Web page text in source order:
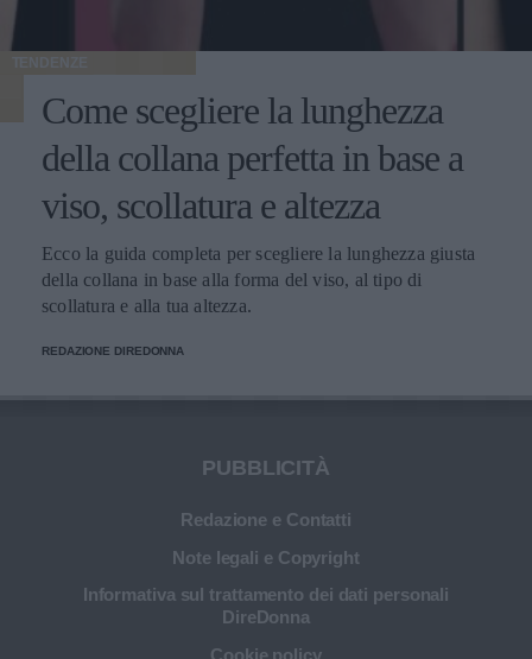
TENDENZE
Come scegliere la lunghezza
della collana perfetta in base a
viso, scollatura e altezza
Ecco la guida completa per scegliere la lunghezza giusta
della collana in base alla forma del viso, al tipo di
scollatura e alla tua altezza.
REDAZIONE DIREDONNA
PUBBLICITÀ
Redazione e Contatti
Note legali e Copyright
Informativa sul trattamento dei dati personali
DireDonna
Cookie policy